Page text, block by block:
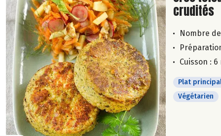
crudités
Nombre
Cuisson : 6
Plat
Végétarien